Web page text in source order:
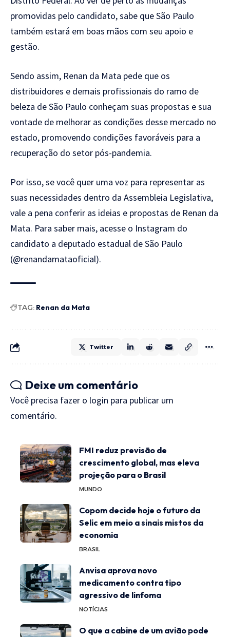
promovidas pelo candidato, sabe que São Paulo
também estará em boas mãos com seu apoio e
gestão.
Sendo assim, Renan da Mata pede que os
distribuidores e demais profissionais do ramo de
beleza de São Paulo conheçam suas propostas e sua
vontade de melhorar as condições desse mercado no
estado, promovendo condições favoráveis para a
recuperação do setor pós-pandemia.
Por isso, se você quer uma voz para representar as
suas necessidades dentro da Assembleia Legislativa,
vale a pena conferir as ideias e propostas de Renan da
Mata. Para saber mais, acesse o Instagram do
candidato a deputado estadual de São Paulo
(@renandamataoficial).
TAG: Renan da Mata
Twitter
Deixe um comentário
Você precisa fazer o login para publicar um
comentário.
FMI reduz previsão de
crescimento global, mas eleva
projeção para o Brasil
MUNDO
Copom decide hoje o futuro da
Selic em meio a sinais mistos da
economia
BRASIL
Anvisa aprova novo
medicamento contra tipo
agressivo de linfoma
NOTÍCIAS
O que a cabine de um avião pode